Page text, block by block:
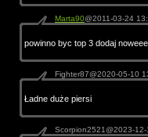
Marta90@2011-03-24
powinno byc top 3 dodaj
Fighter87@2020-05-10
Ładne duże piersi
Scorpion2521@2023-